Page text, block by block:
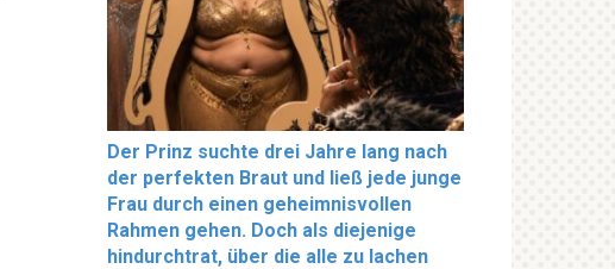
Der Prinz suchte drei Jahre lang nach
der perfekten Braut und ließ jede junge
Frau durch einen geheimnisvollen
Rahmen gehen. Doch als diejenige
hindurchtrat, über die alle zu lachen